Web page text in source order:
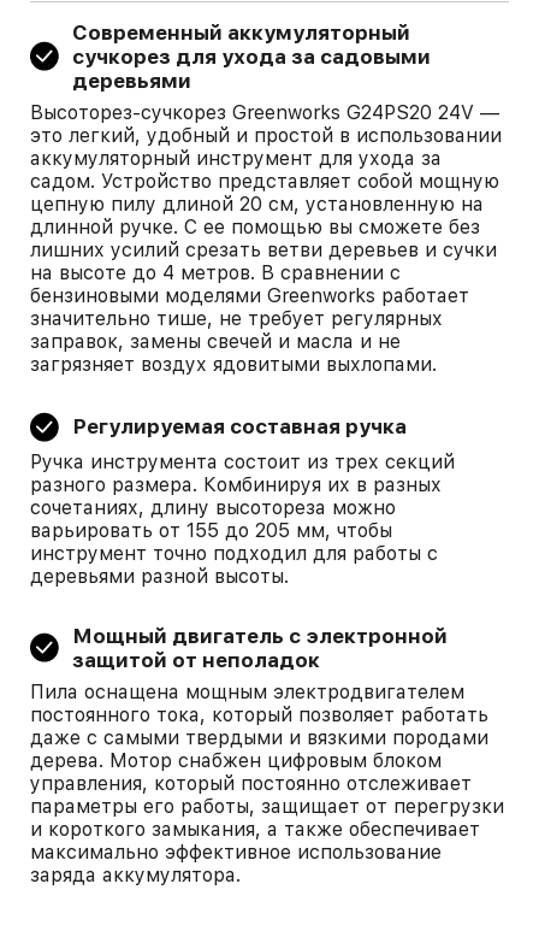
Современный аккумуляторный
сучкорез для ухода за садовыми
деревьями
Высоторез-сучкорез Greenworks G24PS20 24V —
это легкий, удобный и простой в использовании
аккумуляторный инструмент для ухода за
садом. Устройство представляет собой мощную
цепную пилу длиной 20 см, установленную на
длинной ручке. С ее помощью вы сможете без
лишних усилий срезать ветви деревьев и сучки
на высоте до 4 метров. В сравнении с
бензиновыми моделями Greenworks работает
значительно тише, не требует регулярных
заправок, замены свечей и масла и не
загрязняет воздух ядовитыми выхлопами.
Регулируемая составная ручка
Ручка инструмента состоит из трех секций
разного размера. Комбинируя их в разных
сочетаниях, длину высотореза можно
варьировать от 155 до 205 мм, чтобы
инструмент точно подходил для работы с
деревьями разной высоты.
Мощный двигатель с электронной
защитой от неполадок
Пила оснащена мощным электродвигателем
постоянного тока, который позволяет работать
даже с самыми твердыми и вязкими породами
дерева. Мотор снабжен цифровым блоком
управления, который постоянно отслеживает
параметры его работы, защищает от перегрузки
и короткого замыкания, а также обеспечивает
максимально эффективное использование
заряда аккумулятора.